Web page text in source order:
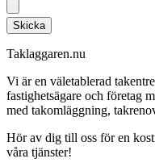
Skicka
Taklaggaren.nu
Vi är en väletablerad
fastighetsägare och företag
med takomläggning,
Hör av dig till oss för en
våra tjänster!